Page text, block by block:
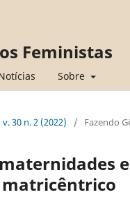
Feministas
Sobre
v. 30 n. 2 (2022) / Fazendo